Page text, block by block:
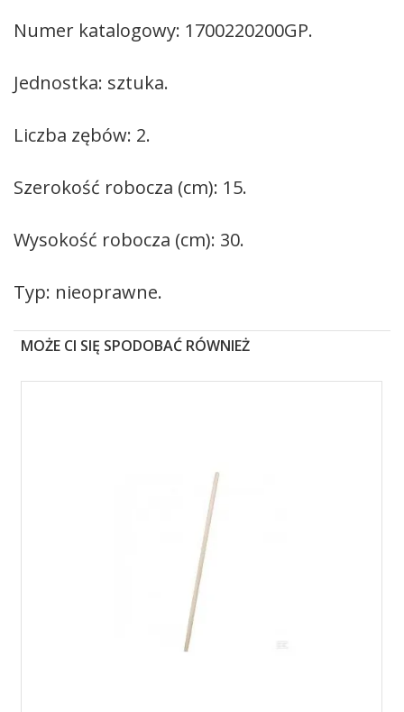
Numer katalogowy: 1700220200GP.
Jednostka: sztuka.
Liczba zębów: 2.
Szerokość robocza (cm): 15.
Wysokość robocza (cm): 30.
Typ: nieoprawne.
MOŻE CI SIĘ SPODOBAĆ RÓWNIEŻ